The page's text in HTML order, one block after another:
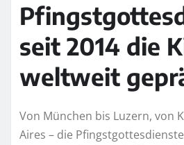
seit 2014 die
weltweit
Von München bis Luzern, von
Aires – die